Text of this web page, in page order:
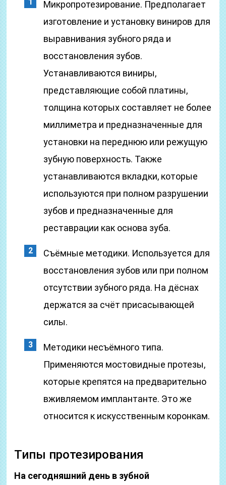
Микропротезирование. Предполагает
изготовление и установку виниров для
выравнивания зубного ряда и
восстановления зубов.
Устанавливаются виниры,
представляющие собой платины,
толщина которых составляет не более
миллиметра и предназначенные для
установки на переднюю или режущую
зубную поверхность. Также
устанавливаются вкладки, которые
используются при полном разрушении
зубов и предназначенные для
реставрации как основа зуба.
Съёмные методики. Используется для
восстановления зубов или при полном
отсутствии зубного ряда. На дёснах
держатся за счёт присасывающей
силы.
Методики несъёмного типа.
Применяются мостовидные протезы,
которые крепятся на предварительно
вживляемом имплантанте. Это же
относится к искусственным коронкам.
Типы протезирования
На сегодняшний день в зубной